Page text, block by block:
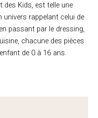
des Kids, est telle une
univers rappelant celui de
passant par le dressing,
chacune des pièces
de 0 à 16 ans.